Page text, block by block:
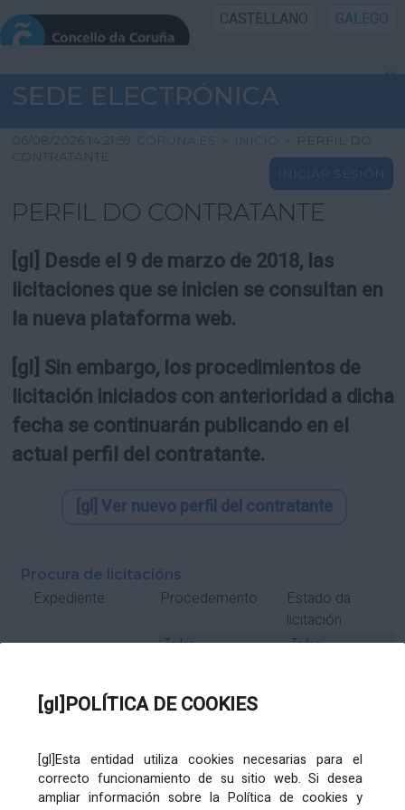
[gl]POLÍTICA DE COOKIES
[gl]Esta entidad utiliza cookies necesarias para el
correcto funcionamiento de su sitio web. Si desea
ampliar información sobre la Política de cookies y
CASTELLANO GALEGO
INICIO SEDE
INICIO
INFORMACIÓN PÚBLICA
UTILIDADES
SEDE ELECTRÓNICA
06/08/2026 14:21:59 CORUNA.ES > INICIO > PERFIL DO
CONTRATANTE
INICIAR SESIÓN
PERFIL DO CONTRATANTE
[gl] Desde el 9 de marzo de 2018, las
licitaciones que se inicien se consultan en
la nueva plataforma web.
[gl] Sin embargo, los procedimientos de
licitación iniciados con anterioridad a dicha
fecha se continuarán publicando en el
actual perfil del contratante.
[gl] Ver nuevo perfil del contratante
Procura de licitacións
Expediente Procedemento
Estado da
licitación
Subcontrato Tramitación
Órgano de contratación Título